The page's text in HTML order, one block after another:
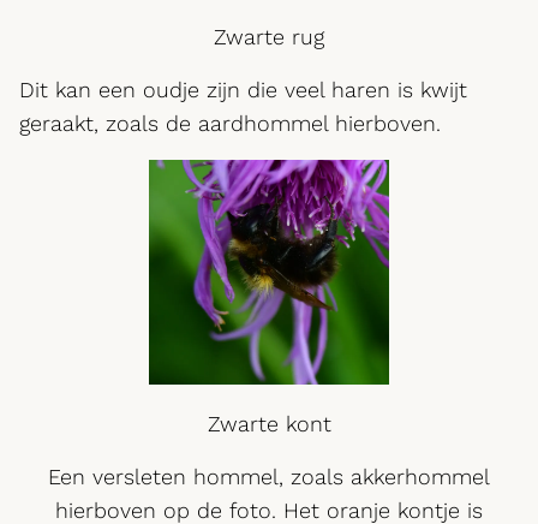
Zwarte rug
Dit kan een oudje zijn die veel haren is kwijt
geraakt, zoals de aardhommel hierboven.
Zwarte kont
Een versleten hommel, zoals akkerhommel
hierboven op de foto. Het oranje kontje is